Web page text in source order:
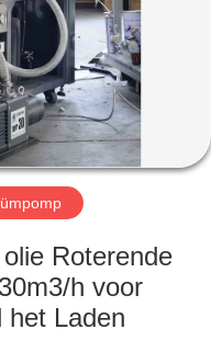
Roterende
h voor
het Laden